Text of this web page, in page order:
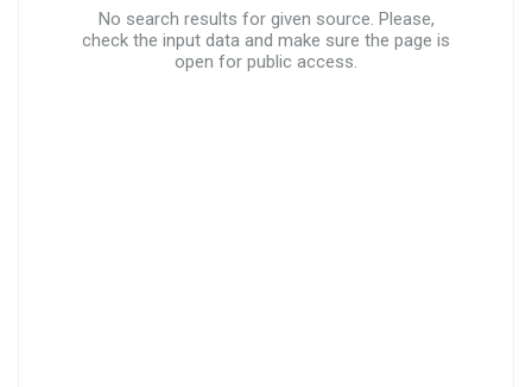
No search results for given source. Please,
check the input data and make sure the page is
open for public access.